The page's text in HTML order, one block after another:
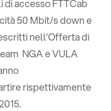
accesso FTTCab
50 Mbit/s down e
nell’Offerta di
NGA e VULA
rispettivamente